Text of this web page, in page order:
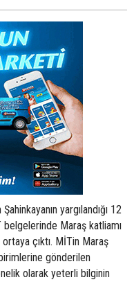
yargılandığı 12
belgelerinde Maraş katliamı
çıktı. MİTin Maraş
gönderilen
olarak yeterli bilginin